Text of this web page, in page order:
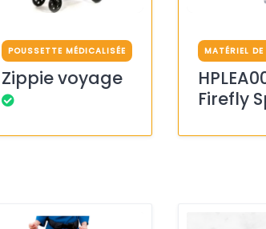
POUSSETTE MÉDICALISÉE
Zippie voyage
MATÉRIEL
Firefly